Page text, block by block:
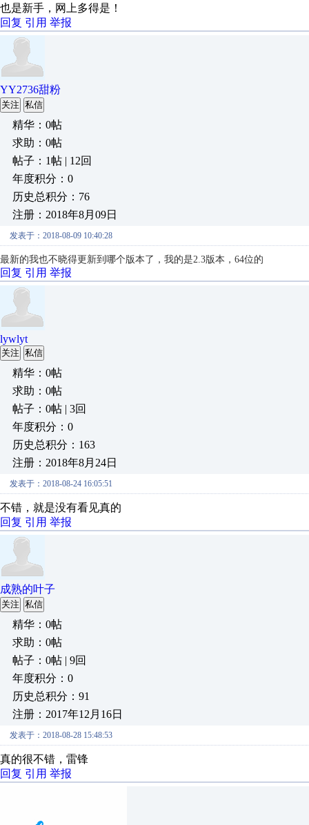
也是新手，网上多得是！
回复 引用 举报
YY2736甜粉
关注 私信
精华：0帖
求助：0帖
帖子：1帖 | 12回
年度积分：0
历史总积分：76
注册：2018年8月09日
发表于：2018-08-09 10:40:28
最新的我也不晓得更新到哪个版本了，我的是2.3版本，64位的
回复 引用 举报
lywlyt
关注 私信
精华：0帖
求助：0帖
帖子：0帖 | 3回
年度积分：0
历史总积分：163
注册：2018年8月24日
发表于：2018-08-24 16:05:51
不错，就是没有看见真的
回复 引用 举报
成熟的叶子
关注 私信
精华：0帖
求助：0帖
帖子：0帖 | 9回
年度积分：0
历史总积分：91
注册：2017年12月16日
发表于：2018-08-28 15:48:53
真的很不错，雷锋
回复 引用 举报